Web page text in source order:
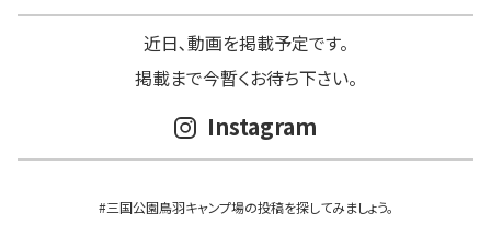
近日､動画を掲載予定です。
掲載まで今暫くお待ち下さい。
Instagram
#三国公園鳥羽キャンプ場の投稿を探してみましょう。